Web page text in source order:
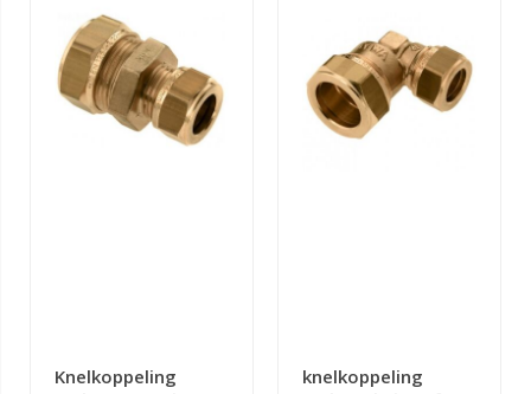
Knelkoppeling
knelkoppeling